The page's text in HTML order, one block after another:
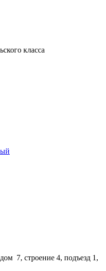
класса
7, строение 4, подъезд 1,